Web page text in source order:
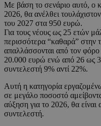
Με βάση το σενάριο αυτό, ο
2026, θα ανέλθει
του 2027 στα 950 ευρώ.
Για τους νέους ως 25 ετών
περισσότερα “καθαρά”
απαλλάσσονται από τον φόρο
20.000 ευρώ ενώ από 26 ως
συντελεστή 9% αντί 22%.
Αυτή η κατηγορία
σε μεγάλο ποσοστό
αύξηση για το 2026, θα
συντελεστή.